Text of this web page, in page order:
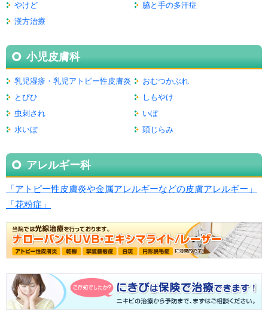
やけど
脇と手の多汗症
漢方治療
小児皮膚科
乳児湿疹・乳児アトピー性皮膚炎
おむつかぶれ
とびひ
しもやけ
虫刺され
いぼ
水いぼ
頭じらみ
アレルギー科
「アトピー性皮膚炎や金属アレルギーなどの皮膚アレルギー」
「花粉症」